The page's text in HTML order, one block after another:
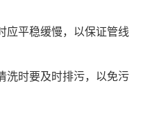
应平稳缓慢，以保证管线
洗时要及时排污，以免污